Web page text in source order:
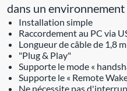
dans un environnement
Installation simple
Raccordement au PC via
Longueur de câble de 1,8 m
"Plug & Play"
Supporte le mode «
Supporte le « Remote
Ne nécessite pas